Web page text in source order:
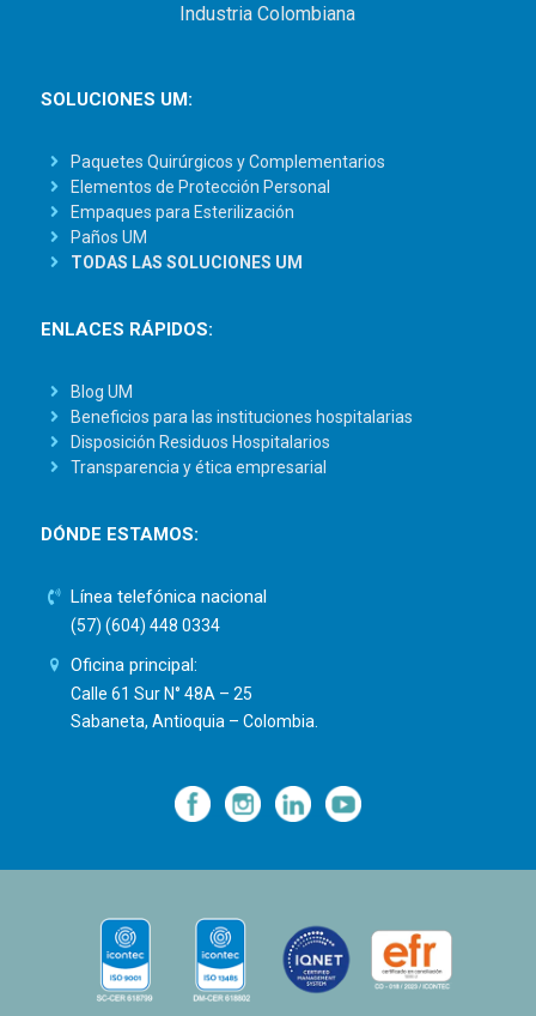
Industria Colombiana
SOLUCIONES UM:
Paquetes Quirúrgicos y Complementarios
Elementos de Protección Personal
Empaques para Esterilización
Paños UM
TODAS LAS SOLUCIONES UM
ENLACES RÁPIDOS:
Blog UM
Beneficios para las instituciones hospitalarias
Disposición Residuos Hospitalarios
Transparencia y ética empresarial
DÓNDE ESTAMOS:
Línea telefónica nacional
(57) (604) 448 0334
Oficina principal:
Calle 61 Sur N° 48A – 25
Sabaneta, Antioquia – Colombia.
— — —